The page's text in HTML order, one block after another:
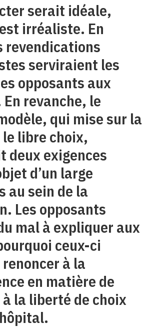
serait idéale,
irréaliste. En
revendications
serviraient les
opposants aux
revanche, le
qui mise sur la
libre choix,
deux exigences
d’un large
au sein de la
Les opposants
mal à expliquer aux
ceux-ci
à la
en matière de
la liberté de choix